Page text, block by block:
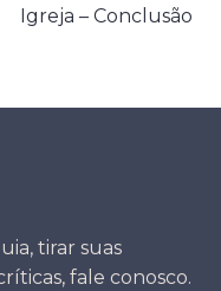
Igreja – Conclusão
tirar suas
fale conosco.